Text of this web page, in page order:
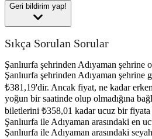
Geri bildirim yap!
Sıkça Sorulan Sorular
Şanlıurfa şehrinden Adıyaman şehrine
Şanlıurfa şehrinden Adıyaman şehrine
₺381,19'dir. Ancak fiyat, ne kadar erken
yoğun bir saatinde olup olmadığına
biletlerini ₺358,01 kadar ucuz bir
Şanlıurfa ile Adıyaman arasındaki en
Şanlıurfa ile Adıyaman arasındaki